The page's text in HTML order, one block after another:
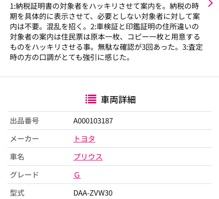
1:納税証明書の対象者をハッキリさせて案内を。納税の時
期を具体的に表示させて、必要としない対象者に対して案
内は不要。混乱を招く。2:車検証と印鑑証明の住所違いの
対象者の案内は住民票は原本一枚、コピー一枚と用意する
ものをハッキリさせる事。無駄な確認が3回あった。3:査定
時の方の口調がとても強引に感じた。
車両詳細
出品番号
A000103187
メーカー
トヨタ
車名
プリウス
グレード
Ｇ
型式
DAA-ZVW30